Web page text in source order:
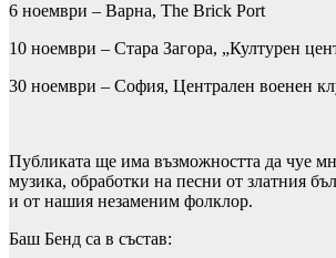
6 ноември – Варна, The Brick Port
10 ноември – Стара Загора, „Културен
30 ноември – София, Централен военен
Публиката ще има възможността да чуе
музика, обработки на песни от златния
и от нашия незаменим фолклор.
Баш Бенд са в състав: